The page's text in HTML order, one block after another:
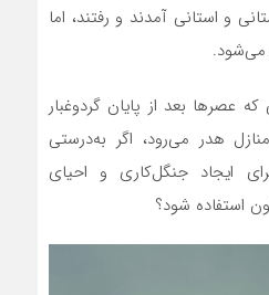
و استانی آمدند و رفتند، اما
می‌شود.
عصرها بعد از پایان گردوغبار
هدر می‌رود، اگر به‌درستی
ایجاد جنگل‌کاری و احیای
استفاده شود؟